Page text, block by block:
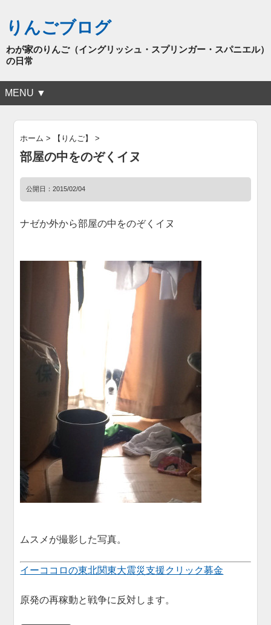
りんごブログ
わが家のりんご（イングリッシュ・スプリンガー・スパニエル）
の日常
MENU ▼
ホーム > 【りんご】 >
部屋の中をのぞくイヌ
公開日：2015/02/04
ナゼか外から部屋の中をのぞくイヌ
ムスメが撮影した写真。
イーココロの東北関東大震災支援クリック募金
原発の再稼動と戦争に反対します。